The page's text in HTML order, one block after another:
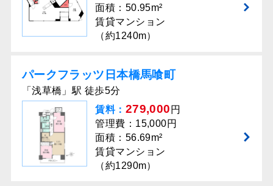
面積：50.95m²
賃貸マンション
（約1240m）
パークフラッツ日本橋馬喰町
「浅草橋」駅 徒歩5分
賃料： 279,000 円
管理費：15,000円
面積：56.69m²
賃貸マンション
（約1290m）